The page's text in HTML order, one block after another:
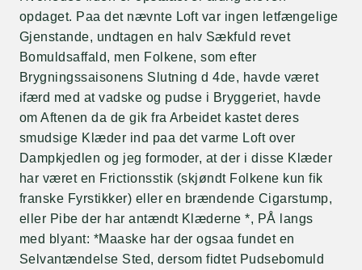
opdaget. Paa det nævnte Loft var ingen letfængelige
Gjenstande, undtagen en halv Sækfuld revet
Bomuldsaffald, men Folkene, som efter
Brygningssaisonens Slutning d 4de, havde været
ifærd med at vadske og pudse i Bryggeriet, havde
om Aftenen da de gik fra Arbeidet kastet deres
smudsige Klæder ind paa det varme Loft over
Dampkjedlen og jeg formoder, at der i disse Klæder
har været en Frictionsstik (skjøndt Folkene kun fik
franske Fyrstikker) eller en brændende Cigarstump,
eller Pibe der har antændt Klæderne *, PÅ langs
med blyant: *Maaske har der ogsaa fundet en
Selvantændelse Sted, dersom fidtet Pudsebomuld